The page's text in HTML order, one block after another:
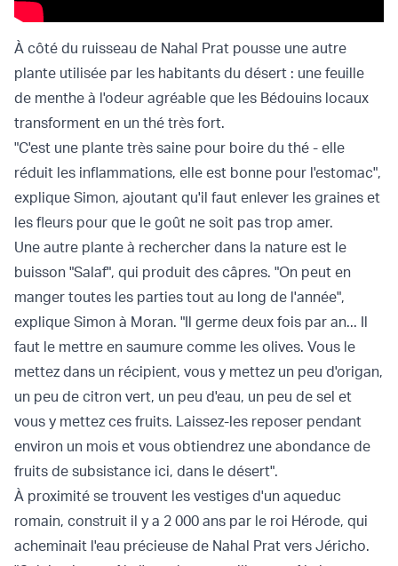
À côté du ruisseau de Nahal Prat pousse une autre
plante utilisée par les habitants du désert : une feuille
de menthe à l'odeur agréable que les Bédouins locaux
transforment en un thé très fort.
"C'est une plante très saine pour boire du thé - elle
réduit les inflammations, elle est bonne pour l'estomac",
explique Simon, ajoutant qu'il faut enlever les graines et
les fleurs pour que le goût ne soit pas trop amer.
Une autre plante à rechercher dans la nature est le
buisson "Salaf", qui produit des câpres. "On peut en
manger toutes les parties tout au long de l'année",
explique Simon à Moran. "Il germe deux fois par an... Il
faut le mettre en saumure comme les olives. Vous le
mettez dans un récipient, vous y mettez un peu d'origan,
un peu de citron vert, un peu d'eau, un peu de sel et
vous y mettez ces fruits. Laissez-les reposer pendant
environ un mois et vous obtiendrez une abondance de
fruits de subsistance ici, dans le désert".
À proximité se trouvent les vestiges d'un aqueduc
romain, construit il y a 2 000 ans par le roi Hérode, qui
acheminait l'eau précieuse de Nahal Prat vers Jéricho.